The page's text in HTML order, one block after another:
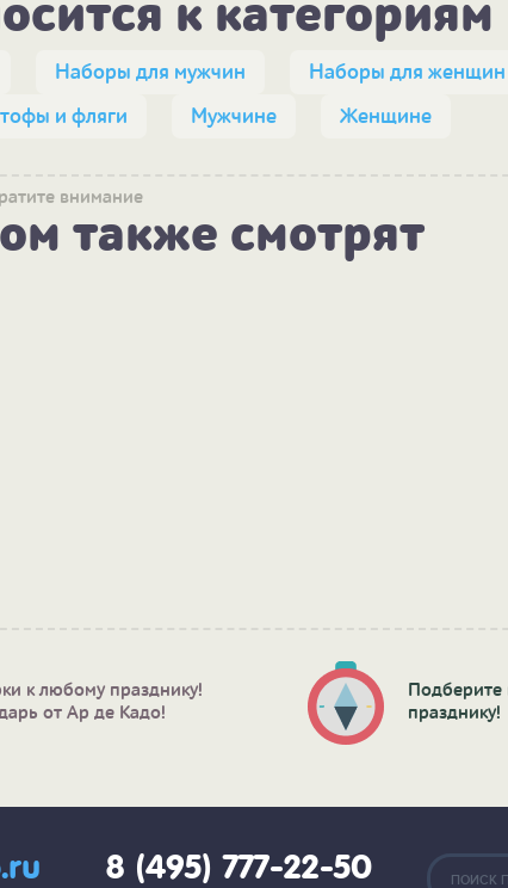
к категориям
Наборы для мужчин Наборы для женщин
и фляги Мужчине Женщине
внимание
также смотрят
к любому празднику!
от Ар де Кадо!
Подберите
празднику!
8 (495) 777-22-50